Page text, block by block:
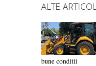
ALTE
bune conditii